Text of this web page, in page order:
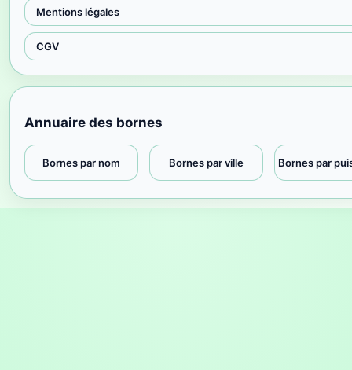
Mentions légales
CGV
Annuaire des bornes
Bornes par nom Bornes par ville Bornes par